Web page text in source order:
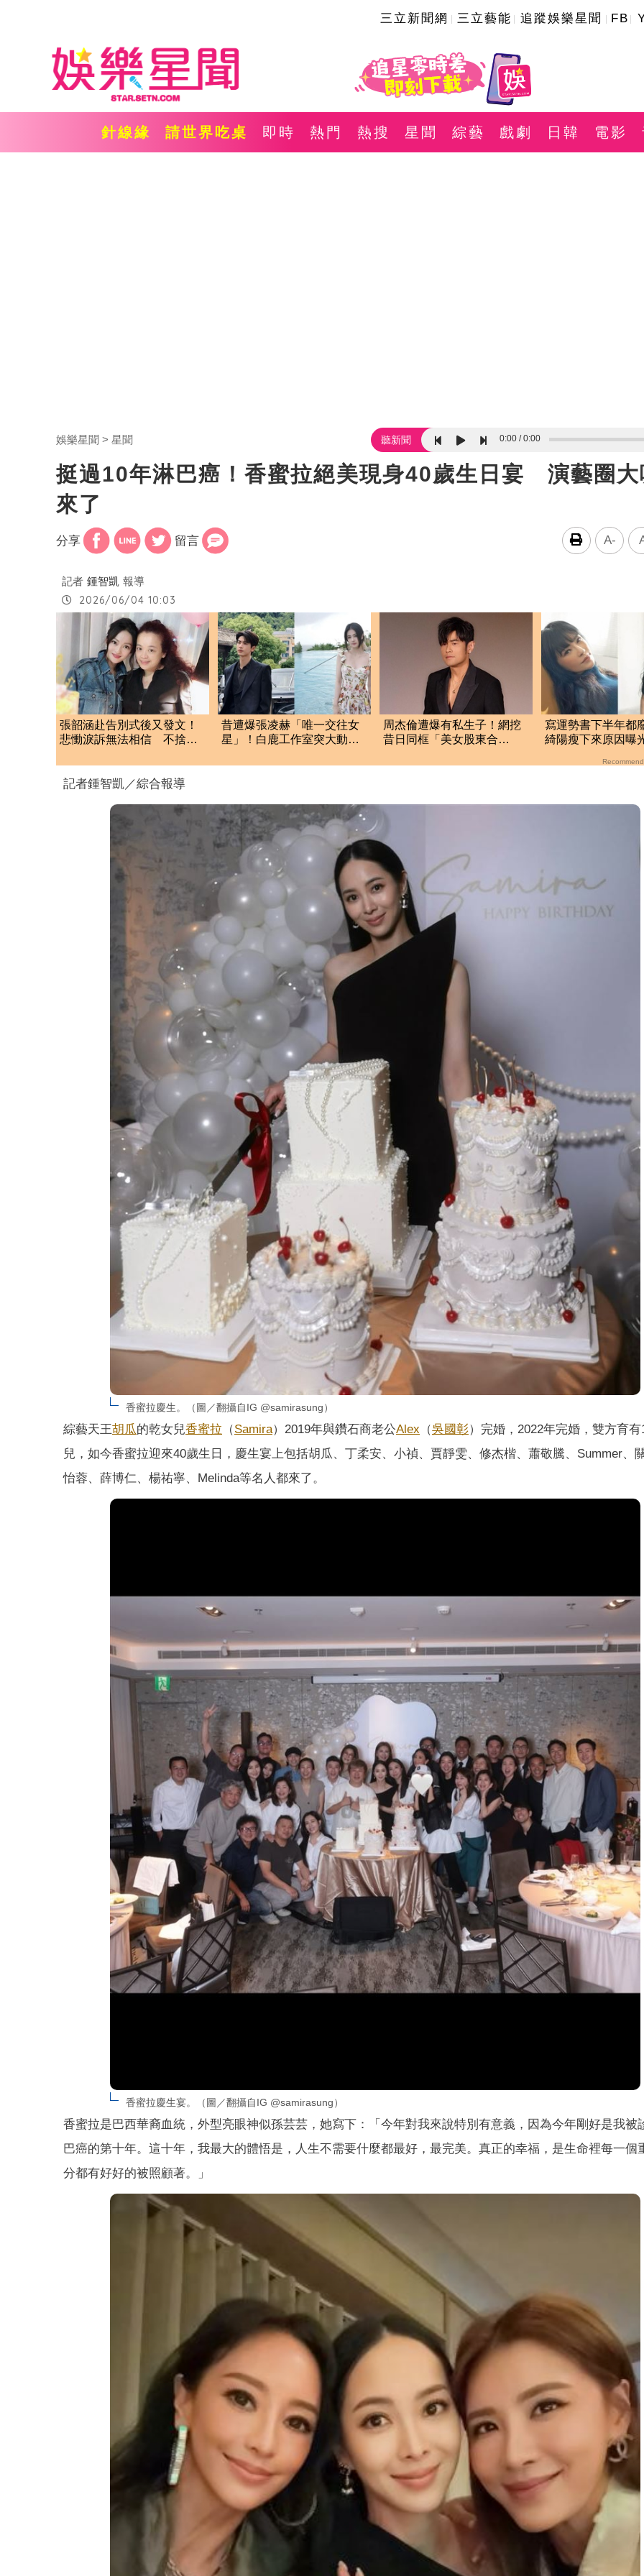
三立新聞網 三立藝能 追蹤娛樂星聞 FB
針線緣 請世界吃桌 即時 熱門 熱搜 星聞 綜藝 戲劇 日韓 電影
娛樂星聞 星聞 聽新聞 0:00 0:00
挺過10年淋巴癌！香蜜拉絕美現身40歲生日宴 演藝圈大
來了
分享 留言 A-
記者 鍾智凱 報導
2026/06/04 10:03
張韶涵赴告別式後又發文！
悲慟淚訴無法相信 不捨摯
昔遭爆張凌赫「唯一交往女
星」！白鹿工作室突大動作
周杰倫遭爆有私生子！網挖
昔日同框「美女股東合
寫運勢書下半年都
綺陽瘦下來原因曝
記者鍾智凱／綜合報導
香蜜拉慶生。（圖／翻攝自IG @samirasung）
綜藝天王胡瓜的乾女兒香蜜拉 （Samira）2019年與鑽石商老公Alex （吳國彰）完婚，2022年完婚，雙方育
兒，如今香蜜拉迎來40歲生日，慶生宴上包括胡瓜、丁柔安、小禎、賈靜雯、修杰楷、蕭敬騰、Summer、
怡蓉、薛博仁、楊祐寧、Melinda等名人都來了。
香蜜拉慶生宴。（圖／翻攝自IG @samirasung）
香蜜拉是巴西華裔血統，外型亮眼神似孫芸芸，她寫下：「今年對我來說特別有意義，因為今年剛好是我被
巴癌的第十年。這十年，我最大的體悟是，人生不需要什麼都最好，最完美。真正的幸福，是生命裡每一個
分都有好好的被照顧著。」